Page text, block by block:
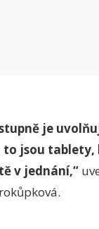
je
to jsou
v jednání,“